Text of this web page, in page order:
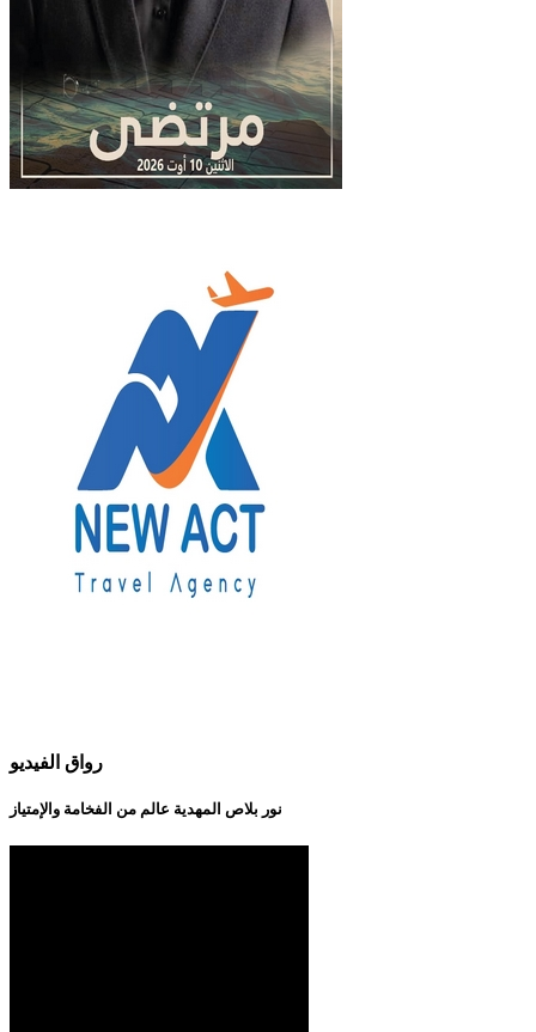
رواق الفيديو
نور بلاص المهدية عالم من الفخامة والإمتياز